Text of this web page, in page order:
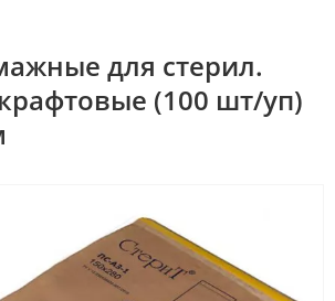
для стерил.
(100 шт/уп)